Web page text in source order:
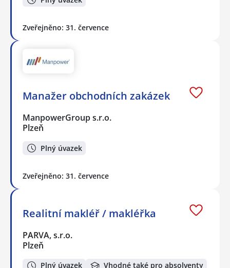
Zveřejněno: 31. července
Manažer obchodních zakázek
ManpowerGroup s.r.o.
Plzeň
Plný úvazek
Zveřejněno: 31. července
Realitní makléř / makléřka
PARVA, s.r.o.
Plzeň
Plný úvazek Vhodné také pro absolventy